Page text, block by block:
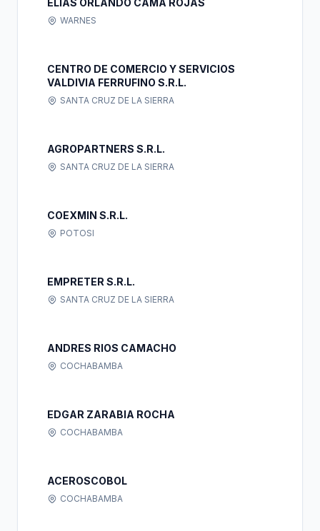
ELIAS ORLANDO CAMA ROJAS
WARNES
CENTRO DE COMERCIO Y SERVICIOS
VALDIVIA FERRUFINO S.R.L.
SANTA CRUZ DE LA SIERRA
AGROPARTNERS S.R.L.
SANTA CRUZ DE LA SIERRA
COEXMIN S.R.L.
POTOSI
EMPRETER S.R.L.
SANTA CRUZ DE LA SIERRA
ANDRES RIOS CAMACHO
COCHABAMBA
EDGAR ZARABIA ROCHA
COCHABAMBA
ACEROSCOBOL
COCHABAMBA